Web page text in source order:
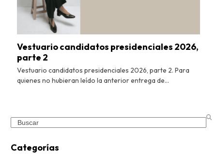
Vestuario candidatos presidenciales 2026,
parte 2
Vestuario candidatos presidenciales 2026, parte 2. Para
quienes no hubieran leído la anterior entrega de…
Search
Categorías